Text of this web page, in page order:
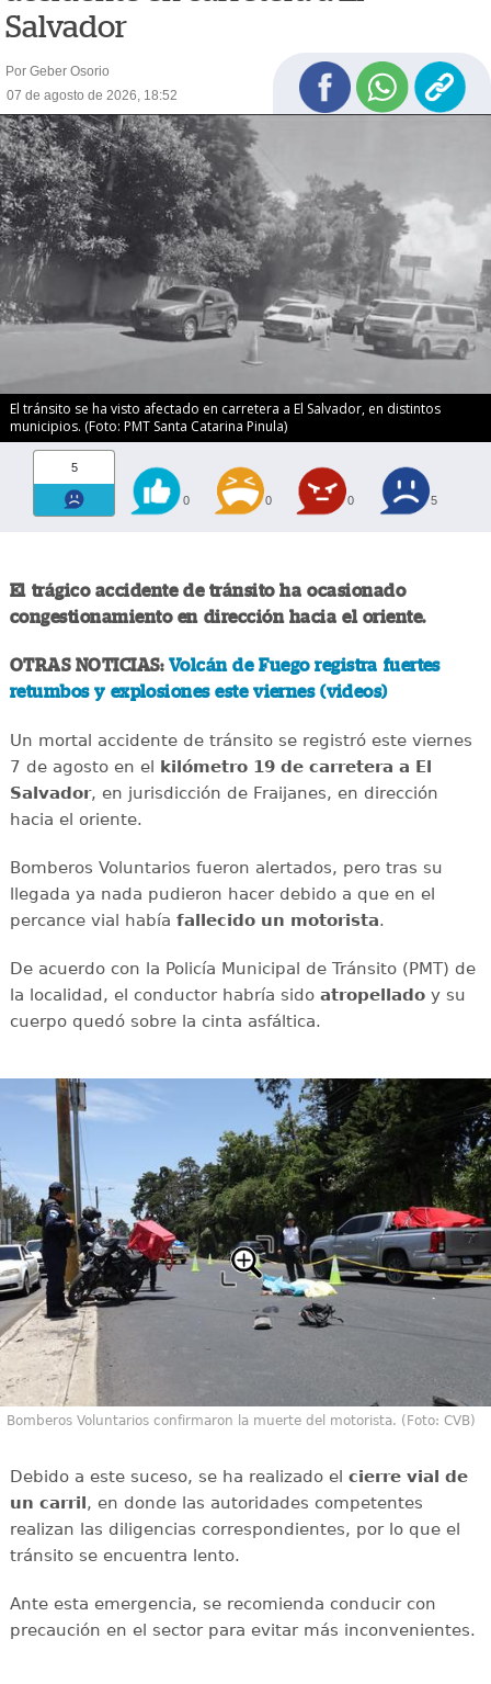
Salvador
Por Geber Osorio
07 de agosto de 2026, 18:52
El tránsito se ha visto afectado en carretera a El Salvador, en distintos
municipios. (Foto: PMT Santa Catarina Pinula)
5
0 0 0 5
El trágico accidente de tránsito ha ocasionado
congestionamiento en dirección hacia el oriente.
OTRAS NOTICIAS: Volcán de Fuego registra fuertes
retumbos y explosiones este viernes (videos)
Un mortal accidente de tránsito se registró este viernes
7 de agosto en el
kilómetro 19 de carretera a El
Salvador, en jurisdicción de Fraijanes, en dirección
hacia el oriente.
Bomberos Voluntarios fueron alertados, pero tras su
llegada ya nada pudieron hacer debido a que en el
percance vial había fallecido un motorista.
De acuerdo con la Policía Municipal de Tránsito (PMT) de
la localidad, el conductor habría sido atropelladoy su
cuerpo quedó sobre la cinta asfáltica.
Bomberos Voluntarios confirmaron la muerte del motorista. (Foto: CVB)
Debido a este suceso, se ha realizado el cierre vial de
un carril, en donde las autoridades competentes
realizan las diligencias correspondientes, por lo que el
tránsito se encuentra lento.
Ante esta emergencia, se recomienda conducir con
precaución en el sector para evitar más inconvenientes.